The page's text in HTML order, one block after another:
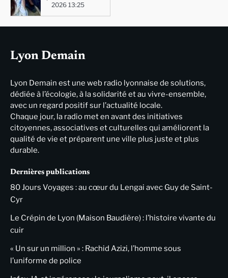
2026 13:25
Lyon Demain
Lyon Demain est une web radio lyonnaise de solutions,
dédiée à l’écologie, à la solidarité et au vivre-ensemble,
avec un regard positif sur l’actualité locale.
Chaque jour, la radio met en avant des initiatives
citoyennes, associatives et culturelles qui améliorent la
qualité de vie et préparent une ville plus juste et plus
durable.
Dernières publications
80 Jours Voyages : au cœur du Lengai avec Guy de Saint-
Cyr
Le Crépin de Lyon (Maison Baudière) : l’histoire vivante du
cuir
« Un sur un million » : Rachid Azizi, l’homme sous
l’uniforme de police